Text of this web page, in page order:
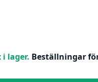
i lager. Beställningar